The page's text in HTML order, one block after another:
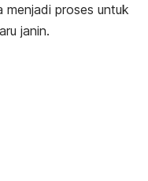
menjadi proses untuk
janin.